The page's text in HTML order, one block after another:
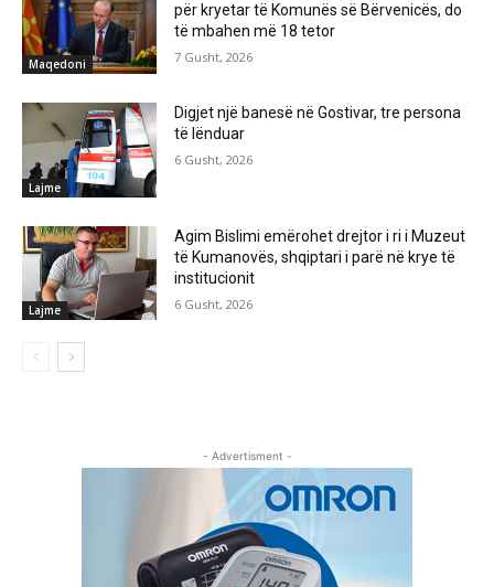
Maqedoni
për kryetar të Komunës së Bërvenicës, do
të mbahen më 18 tetor
7 Gusht, 2026
Lajme
Digjet një banesë në Gostivar, tre persona
të lënduar
6 Gusht, 2026
Lajme
Agim Bislimi emërohet drejtor i ri i Muzeut
të Kumanovës, shqiptari i parë në krye të
institucionit
6 Gusht, 2026
- Advertisment -